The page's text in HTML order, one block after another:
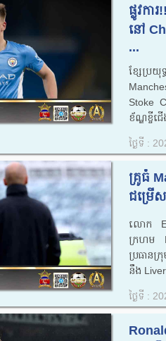
ផ្លូវកា
នៅ​
...
ខ្សែ​ប្រ
Stoke
ខ័ណ្ឌ​ខ្ចី​ជ
ថ្ងៃទី :
គ្រូធំ
ជម្រើ
លោក
ក្រហម
ប្រធាន​ក្
នឹង
ថ្ងៃទី :